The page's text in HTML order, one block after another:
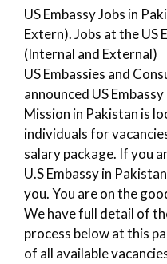
US Embassy Jobs in
Extern). Jobs at the US
(Internal and External)
US Embassies and
announced US
Mission in Pakistan is
individuals for
salary package. If you
U.S Embassy in
you. You are on the
We have full detail of
process below at this
of all available